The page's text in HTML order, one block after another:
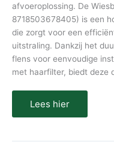
afvoeroplossing. De
8718503678405) is een
die zorgt voor een
uitstraling. Dankzij het
flens voor eenvoudige
met haarfilter, biedt deze
Lees hier